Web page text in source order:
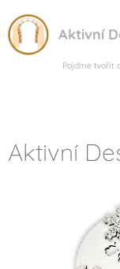
Aktivní
Pojďme tvořit
Aktivní